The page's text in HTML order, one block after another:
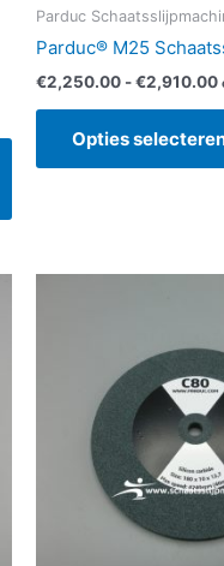
Parduc
Parduc® M25
€2,250.00 - €2,910.00
Opties